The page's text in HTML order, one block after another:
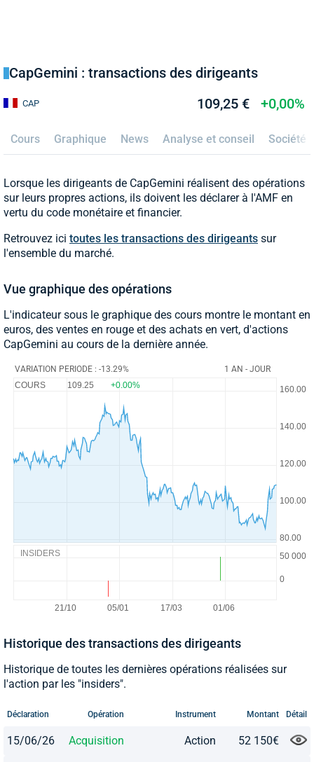
CapGemini : transactions des dirigeants
CAP 109,25 € +0,00%
Cours Graphique News Analyse et conseil Société
Lorsque les dirigeants de CapGemini réalisent des opérations
sur leurs propres actions, ils doivent les déclarer à l'AMF en
vertu du code monétaire et financier.
Retrouvez ici toutes les transactions des dirigeants sur
l'ensemble du marché.
Vue graphique des opérations
L'indicateur sous le graphique des cours montre le montant en
euros, des ventes en rouge et des achats en vert, d'actions
CapGemini au cours de la dernière année.
VARIATION PERIODE : -13.29% 1 AN - JOUR
INSIDERS
COURS 109.25 +0.00%
Historique des transactions des dirigeants
Historique de toutes les dernières opérations réalisées sur
l'action par les "insiders".
Déclaration Opération Instrument Montant Détail
15/06/26 Acquisition Action 52 150€